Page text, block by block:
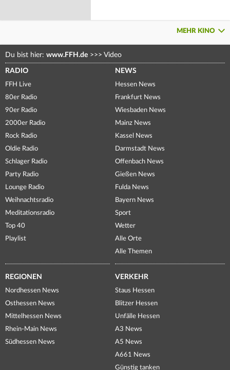
MEHR KINO
Du bist hier: www.FFH.de >>> Video
RADIO
FFH Live
80er Radio
90er Radio
2000er Radio
Rock Radio
Oldie Radio
Schlager Radio
Party Radio
Lounge Radio
Weihnachtsradio
Meditationsradio
Top 40
Playlist
NEWS
Hessen News
Frankfurt News
Wiesbaden News
Mainz News
Kassel News
Darmstadt News
Offenbach News
Gießen News
Fulda News
Bayern News
Sport
Wetter
Alle Orte
Alle Themen
REGIONEN
Nordhessen News
Osthessen News
Mittelhessen News
Rhein-Main News
Südhessen News
VERKEHR
Staus Hessen
Blitzer Hessen
Unfälle Hessen
A3 News
A5 News
A661 News
Günstig tanken